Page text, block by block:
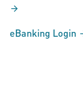
eBanking Login